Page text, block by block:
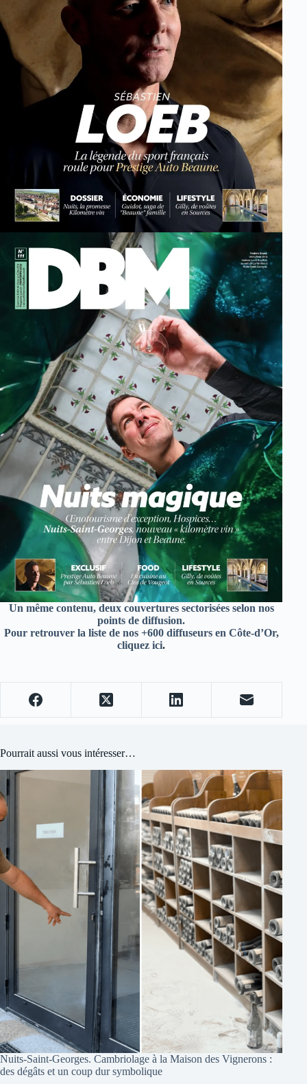
Un même contenu, deux couvertures sectorisées selon nos
points de diffusion.
Pour retrouver la liste de nos +600 diffuseurs en Côte-d’Or,
cliquez ici.
Pourrait aussi vous intéresser…
Nuits-Saint-Georges. Cambriolage à la Maison des Vignerons :
des dégâts et un coup dur symbolique